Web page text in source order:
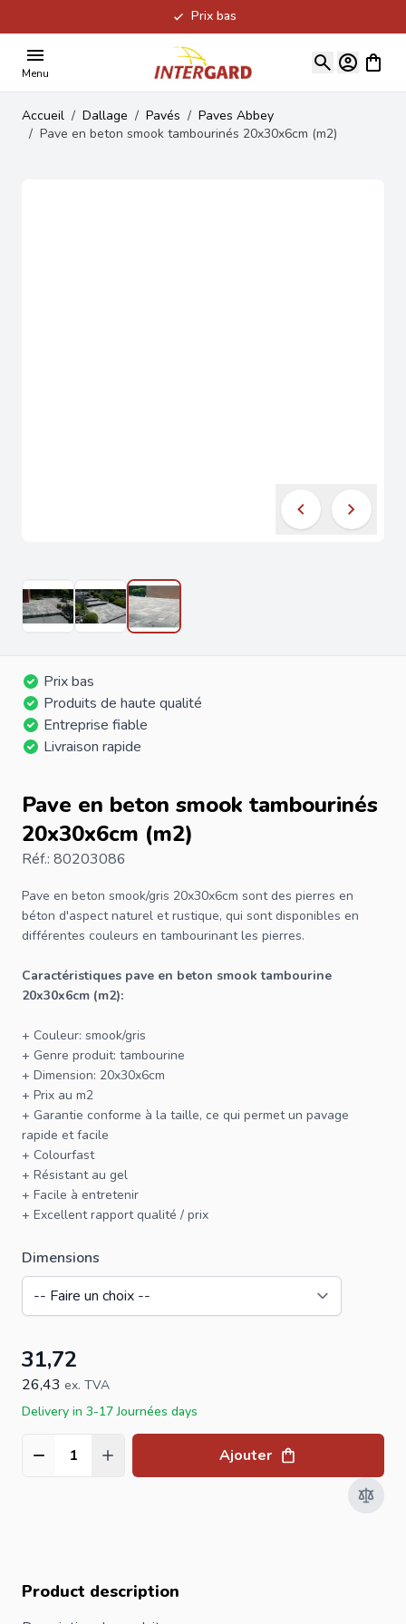
Prix bas
Menu
Voir
Accueil / Dallage / Pavés / Paves Abbey
/ Pave en beton smook tambourinés 20x30x6cm (m2)
Prix bas
Produits de haute qualité
Entreprise fiable
Livraison rapide
Pave en beton smook tambourinés
20x30x6cm (m2)
Réf.: 80203086
Pave en beton smook/gris 20x30x6cm sont des pierres en
béton d'aspect naturel et rustique, qui sont disponibles en
différentes couleurs en tambourinant les pierres.
Caractéristiques pave en beton smook tambourine
20x30x6cm (m2):
+ Couleur: smook/gris
+ Genre produit: tambourine
+ Dimension: 20x30x6cm
+ Prix au m2
+ Garantie conforme à la taille, ce qui permet un pavage
rapide et facile
+ Colourfast
+ Résistant au gel
+ Facile à entretenir
+ Excellent rapport qualité / prix
Dimensions
31,72
26,43 ex. TVA
Delivery in 3-17 Journées days
Quantité Ajouter
Product description